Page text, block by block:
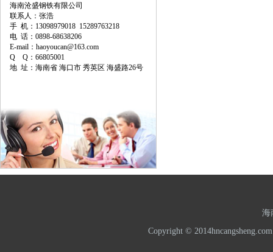
海南沧盛钢铁有限公司
联系人：张浩
手 机：13098979018 15289763218
电 话：0898-68638206
E-mail：haoyoucan@163.com
Q Q：66805001
地 址：海南省 海口市 秀英区 海盛路26号
海
Copyright ©